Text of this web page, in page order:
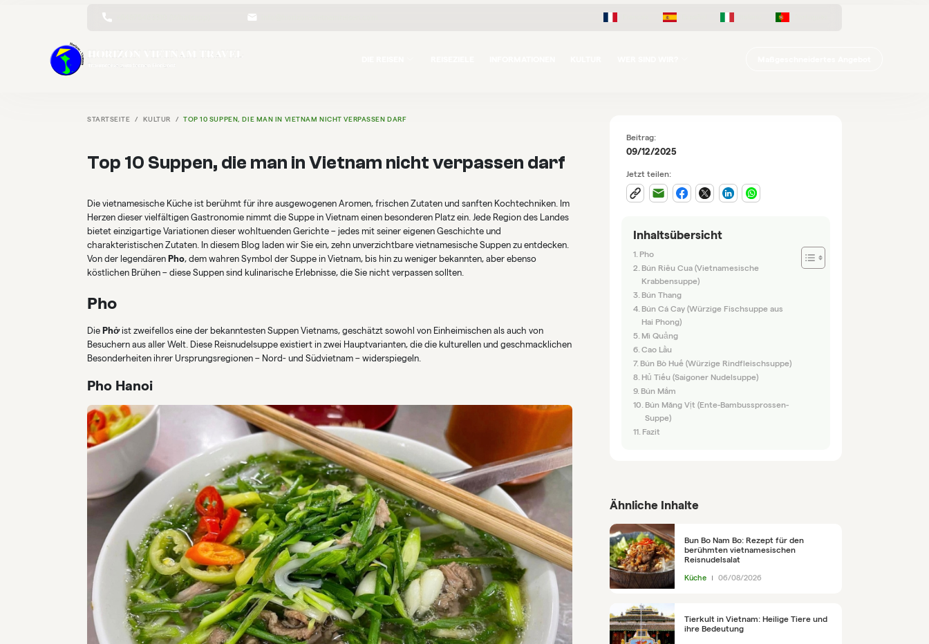
STARTSEITE KULTUR TOP 10 SUPPEN, DIE MAN IN VIETNAM NICHT VERPASSEN DARF
Top 10 Suppen, die man in Vietnam nicht verpassen darf
Die vietnamesische Küche ist berühmt für ihre ausgewogenen Aromen, frischen Zutaten und sanften Kochtechniken. Im
Herzen dieser vielfältigen Gastronomie nimmt die Suppe in Vietnam einen besonderen Platz ein. Jede Region des Landes
bietet einzigartige Variationen dieser wohltuenden Gerichte – jedes mit seiner eigenen Geschichte und
charakteristischen Zutaten. In diesem Blog laden wir Sie ein, zehn unverzichtbare vietnamesische Suppen zu entdecken.
Von der legendären Pho, dem wahren Symbol der Suppe in Vietnam, bis hin zu weniger bekannten, aber ebenso
köstlichen Brühen – diese Suppen sind kulinarische Erlebnisse, die Sie nicht verpassen sollten.
Pho
Die Phởist zweifellos eine der bekanntesten Suppen Vietnams, geschätzt sowohl von Einheimischen als auch von
Besuchern aus aller Welt. Diese Reisnudelsuppe existiert in zwei Hauptvarianten, die die kulturellen und geschmacklichen
Besonderheiten ihrer Ursprungsregionen – Nord- und Südvietnam – widerspiegeln.
Pho Hanoi
Beitrag:
09/12/2025
Jetzt teilen:
Inhaltsübersicht
Pho
Bún Riêu Cua (Vietnamesische
Krabbensuppe)
Bún Thang
Bún Cá Cay (Würzige Fischsuppe aus
Hai Phong)
Mì Quảng
Cao Lầu
Bún Bò Huế (Würzige Rindfleischsuppe)
Hủ Tiếu (Saigoner Nudelsuppe)
Bún Mắm
Bún Măng Vịt (Ente-Bambussprossen-
Suppe)
Fazit
Ähnliche Inhalte
Bun Bo Nam Bo: Rezept für den
berühmten vietnamesischen
Reisnudelsalat
Küche 06/08/2026
Tierkult in Vietnam: Heilige Tiere und
ihre Bedeutung